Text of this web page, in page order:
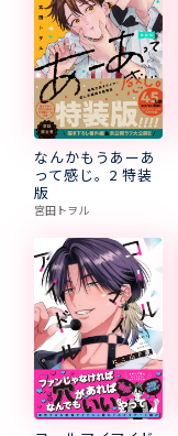
なんかもうあーあ
って感じ。2 特装
版
宮田トヲル